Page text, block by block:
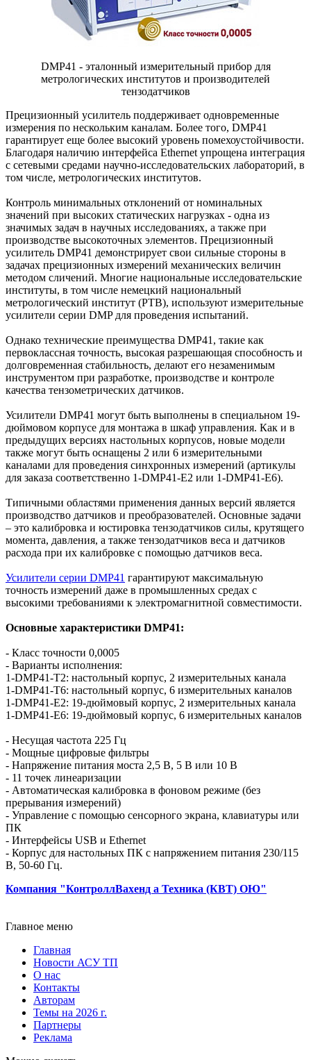
DMP41 - эталонный измерительный прибор для
метрологических институтов и производителей
тензодатчиков
Прецизионный усилитель поддерживает одновременные
измерения по нескольким каналам. Более того, DMP41
гарантирует еще более высокий уровень помехоустойчивости.
Благодаря наличию интерфейса Ethernet упрощена интеграция
с сетевыми средами научно-исследовательских лабораторий, в
том числе, метрологических институтов.
Контроль минимальных отклонений от номинальных
значений при высоких статических нагрузках - одна из
значимых задач в научных исследованиях, а также при
производстве высокоточных элементов. Прецизионный
усилитель DMP41 демонстрирует свои сильные стороны в
задачах прецизионных измерений механических величин
методом сличений. Многие национальные исследовательские
институты, в том числе немецкий национальный
метрологический институт (PTB), используют измерительные
усилители серии DMP для проведения испытаний.
Однако технические преимущества DMP41, такие как
первоклассная точность, высокая разрешающая способность и
долговременная стабильность, делают его незаменимым
инструментом при разработке, производстве и контроле
качества тензометрических датчиков.
Усилители DMP41 могут быть выполнены в специальном 19-
дюймовом корпусе для монтажа в шкаф управления. Как и в
предыдущих версиях настольных корпусов, новые модели
также могут быть оснащены 2 или 6 измерительными
каналами для проведения синхронных измерений (артикулы
для заказа соответственно 1-DMP41-E2 или 1-DMP41-E6).
Типичными областями применения данных версий является
производство датчиков и преобразователей. Основные задачи
– это калибровка и юстировка тензодатчиков силы, крутящего
момента, давления, а также тензодатчиков веса и датчиков
расхода при их калибровке с помощью датчиков веса.
Усилители серии DMP41 гарантируют максимальную
точность измерений даже в промышленных средах с
высокими требованиями к электромагнитной совместимости.
Основные характеристики DMP41:
- Класс точности 0,0005
- Варианты исполнения:
1-DMP41-T2: настольный корпус, 2 измерительных канала
1-DMP41-T6: настольный корпус, 6 измерительных каналов
1-DMP41-E2: 19-дюймовый корпус, 2 измерительных канала
1-DMP41-E6: 19-дюймовый корпус, 6 измерительных каналов
- Несущая частота 225 Гц
- Мощные цифровые фильтры
- Напряжение питания моста 2,5 В, 5 В или 10 В
- 11 точек линеаризации
- Автоматическая калибровка в фоновом режиме (без
прерывания измерений)
- Управление с помощью сенсорного экрана, клавиатуры или
ПК
- Интерфейсы USB и Ethernet
- Корпус для настольных ПК с напряжением питания 230/115
В, 50-60 Гц.
Компания "КонтроллВахенд а Техника (КВТ) ОЮ"
Главное меню
Главная
Новости АСУ ТП
О нас
Контакты
Авторам
Темы на 2026 г.
Партнеры
Реклама